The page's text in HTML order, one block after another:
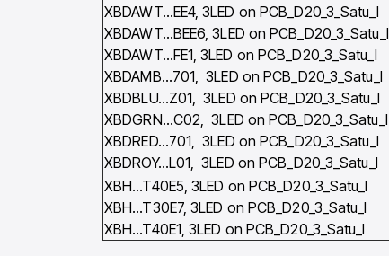
XBDAWT…EE4, 3LED on PCB_D20_3_Satu_l
XBDAWT…BEE6, 3LED on PCB_D20_3_Satu_l
XBDAWT…FE1, 3LED on PCB_D20_3_Satu_l
XBDAMB…701, 3LED on PCB_D20_3_Satu_l
XBDBLU…Z01, 3LED on PCB_D20_3_Satu_l
XBDGRN…C02, 3LED on PCB_D20_3_Satu_l
XBDRED…701, 3LED on PCB_D20_3_Satu_l
XBDROY…L01, 3LED on PCB_D20_3_Satu_l
XBH…T40E5, 3LED on PCB_D20_3_Satu_l
XBH…T30E7, 3LED on PCB_D20_3_Satu_l
XBH…T40E1, 3LED on PCB_D20_3_Satu_l